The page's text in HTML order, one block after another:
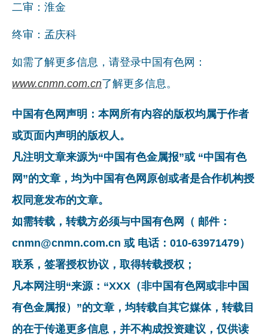
二审：淮金
终审：孟庆科
如需了解更多信息，请登录中国有色网：
www.cnmn.com.cn了解更多信息。
中国有色网声明：本网所有内容的版权均属于作者
或页面内声明的版权人。
凡注明文章来源为“中国有色金属报”或 “中国有色
网”的文章，均为中国有色网原创或者是合作机构授
权同意发布的文章。
如需转载，转载方必须与中国有色网（ 邮件：
cnmn@cnmn.com.cn 或 电话：010-63971479）
联系，签署授权协议，取得转载授权；
凡本网注明“来源：“XXX（非中国有色网或非中国
有色金属报）”的文章，均转载自其它媒体，转载目
的在于传递更多信息，并不构成投资建议，仅供读